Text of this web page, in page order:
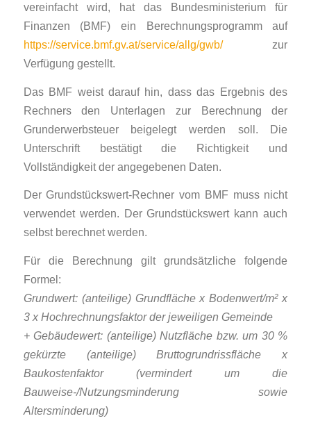
vereinfacht wird, hat das Bundesministerium für
Finanzen (BMF) ein Berechnungsprogramm auf
https://service.bmf.gv.at/service/allg/gwb/zur
Verfügung gestellt.
Das BMF weist darauf hin, dass das Ergebnis des
Rechners den Unterlagen zur Berechnung der
Grunderwerbsteuer beigelegt werden soll. Die
Unterschrift bestätigt die Richtigkeit und
Vollständigkeit der angegebenen Daten.
Der Grundstückswert-Rechner vom BMF muss nicht
verwendet werden. Der Grundstückswert kann auch
selbst berechnet werden.
Für die Berechnung gilt grundsätzliche folgende
Formel:
Grundwert: (anteilige) Grundfläche x Bodenwert/m² x
3 x Hochrechnungsfaktor der jeweiligen Gemeinde
+ Gebäudewert: (anteilige) Nutzfläche bzw. um 30 %
gekürzte (anteilige) Bruttogrund­rissfläche x
Baukostenfaktor (vermindert um die
Bauweise-/Nutzungsminderung so­wie
Altersminderung)